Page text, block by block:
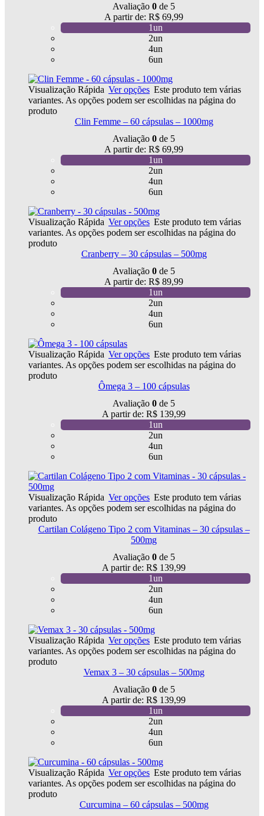
Avaliação 0 de 5
A partir de: R$ 69,99
1un
2un
4un
6un
Visualização Rápida Ver opções Este produto tem várias
variantes. As opções podem ser escolhidas na página do
produto
Clin Femme – 60 cápsulas – 1000mg
Avaliação 0 de 5
A partir de: R$ 69,99
1un
2un
4un
6un
Visualização Rápida Ver opções Este produto tem várias
variantes. As opções podem ser escolhidas na página do
produto
Cranberry – 30 cápsulas – 500mg
Avaliação 0 de 5
A partir de: R$ 89,99
1un
2un
4un
6un
Visualização Rápida Ver opções Este produto tem várias
variantes. As opções podem ser escolhidas na página do
produto
Ômega 3 – 100 cápsulas
Avaliação 0 de 5
A partir de: R$ 139,99
1un
2un
4un
6un
Visualização Rápida Ver opções Este produto tem várias
variantes. As opções podem ser escolhidas na página do
produto
Cartilan Colágeno Tipo 2 com Vitaminas – 30 cápsulas –
500mg
Avaliação 0 de 5
A partir de: R$ 139,99
1un
2un
4un
6un
Visualização Rápida Ver opções Este produto tem várias
variantes. As opções podem ser escolhidas na página do
produto
Vemax 3 – 30 cápsulas – 500mg
Avaliação 0 de 5
A partir de: R$ 139,99
1un
2un
4un
6un
Visualização Rápida Ver opções Este produto tem várias
variantes. As opções podem ser escolhidas na página do
produto
Curcumina – 60 cápsulas – 500mg